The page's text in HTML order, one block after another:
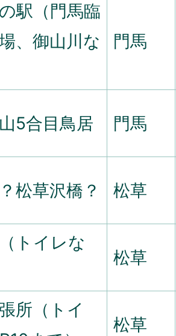
駅（門馬臨
、御山川な
門馬
5合目鳥居 門馬
松草沢橋？ 松草
トイレな
松草
所（トイ
松草